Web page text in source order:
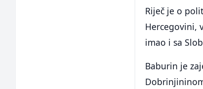
Riječ je o
Hercegovini,
imao i sa
Baburin je